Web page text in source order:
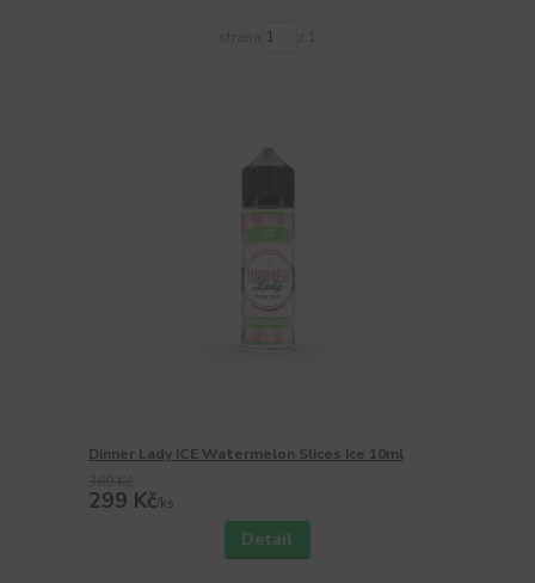
Dinner Lady ICE Watermelon Slices Ice 10ml
299 Kč/ks
Detail